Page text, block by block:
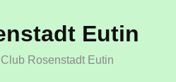
Eutin
Rosenstadt Eutin